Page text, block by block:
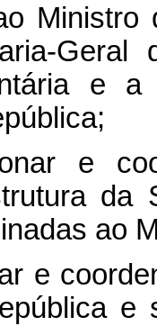
Ministro
e
e
da
ao
e
e